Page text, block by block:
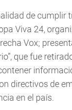
de cumplir
Viva 24,
Vox;
que fue
directivos de
en el país.